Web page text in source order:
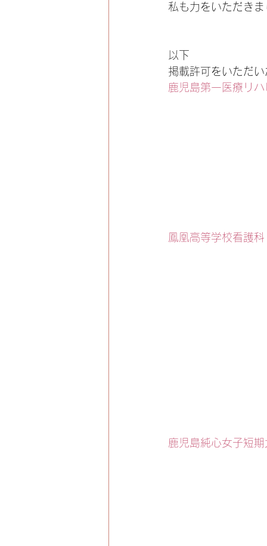
私も力をいただき
以下
掲載許可をいただ
鹿児島第一医療リ
鳳凰高等学校看護科
鹿児島純心女子短